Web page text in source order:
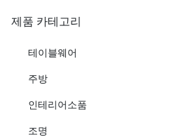
제품 카테고리
테이블웨어
주방
인테리어소품
조명